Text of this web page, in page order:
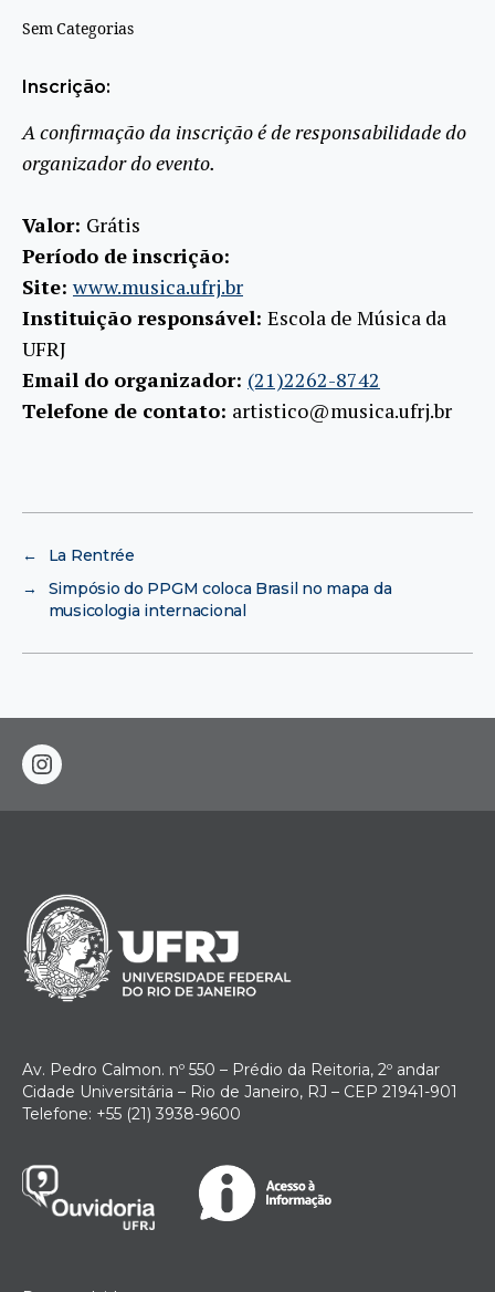
Sem Categorias
Inscrição:
A confirmação da inscrição é de responsabilidade do
organizador do evento.
Valor: Grátis
Período de inscrição:
Site:www.musica.ufrj.br
Instituição responsável: Escola de Música da
UFRJ
Email do organizador: (21)2262-8742
Telefone de contato: artistico@musica.ufrj.br
←
La Rentrée
→
Simpósio do PPGM coloca Brasil no mapa da
musicologia internacional
instagram
Av. Pedro Calmon. nº 550 – Prédio da Reitoria, 2º andar
Cidade Universitária – Rio de Janeiro, RJ – CEP 21941-901
Telefone: +55 (21) 3938-9600